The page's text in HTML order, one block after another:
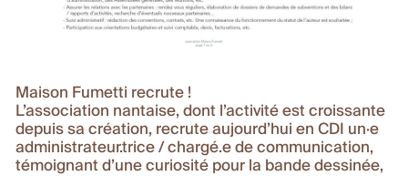
Maison Fumetti recrute !
L’association nantaise, dont l’activité est croissante
depuis sa création, recrute aujourd’hui en CDI un·e
administrateur.trice / chargé.e de communication,
témoignant d’une curiosité pour la bande dessinée,